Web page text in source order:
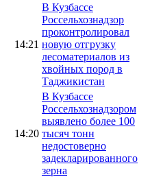
14:21
В Кузбассе
Россельхознадзор
проконтролировал
новую отгрузку
лесоматериалов из
хвойных пород в
Таджикистан
14:20
В Кузбассе
Россельхознадзором
выявлено более 100
тысяч тонн
недостоверно
задекларированного
зерна